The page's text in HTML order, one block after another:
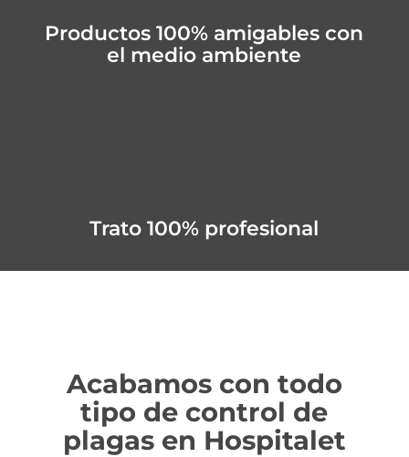
Productos 100% amigables con
el medio ambiente
Trato 100% profesional
Acabamos con todo
tipo de control de
plagas en Hospitalet